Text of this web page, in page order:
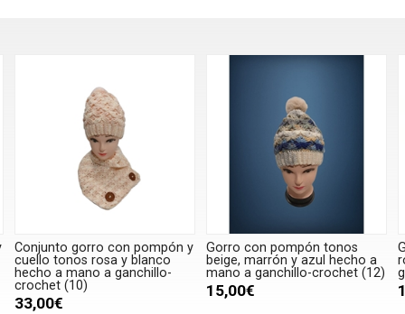
Gorro con pompón tonos
beige, marrón y azul hecho a
mano a ganchillo-crochet (12)
15,00€
Gorro con pompón tonos
rosa y blanco hecho a mano a
ganchillo-crochet (10)
15,00€